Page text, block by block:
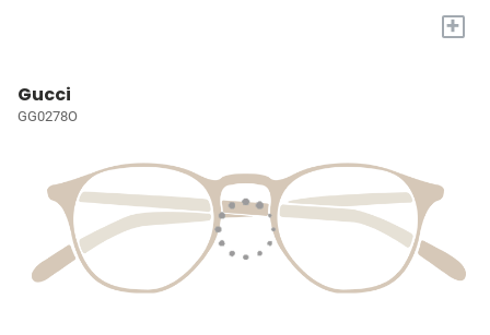
+
Gucci
GG0278O